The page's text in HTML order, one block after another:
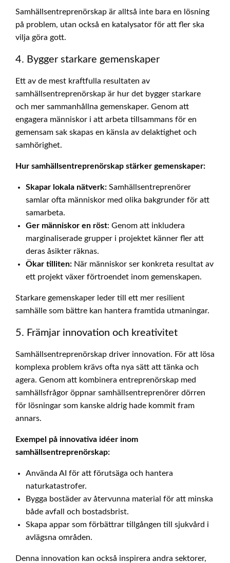
Samhällsentreprenörskap är alltså inte bara en lösning
på problem, utan också en katalysator för att fler ska
vilja göra gott.
4. Bygger starkare gemenskaper
Ett av de mest kraftfulla resultaten av
samhällsentreprenörskap är hur det bygger starkare
och mer sammanhållna gemenskaper. Genom att
engagera människor i att arbeta tillsammans för en
gemensam sak skapas en känsla av delaktighet och
samhörighet.
Hur samhällsentreprenörskap stärker gemenskaper:
Skapar lokala nätverk: Samhällsentreprenörer
samlar ofta människor med olika bakgrunder för att
samarbeta.
Ger människor en röst: Genom att inkludera
marginaliserade grupper i projektet känner fler att
deras åsikter räknas.
Ökar tilliten: När människor ser konkreta resultat av
ett projekt växer förtroendet inom gemenskapen.
Starkare gemenskaper leder till ett mer resilient
samhälle som bättre kan hantera framtida utmaningar.
5. Främjar innovation och kreativitet
Samhällsentreprenörskap driver innovation. För att lösa
komplexa problem krävs ofta nya sätt att tänka och
agera. Genom att kombinera entreprenörskap med
samhällsfrågor öppnar samhällsentreprenörer dörren
för lösningar som kanske aldrig hade kommit fram
annars.
Exempel på innovativa idéer inom
samhällsentreprenörskap:
Använda AI för att förutsäga och hantera
naturkatastrofer.
Bygga bostäder av återvunna material för att minska
både avfall och bostadsbrist.
Skapa appar som förbättrar tillgången till sjukvård i
avlägsna områden.
Denna innovation kan också inspirera andra sektorer,